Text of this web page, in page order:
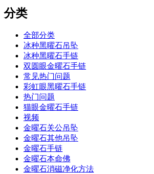
分类
全部分类
冰种黑曜石吊坠
冰种黑曜石手链
双圆眼金曜石手链
常见热门问题
彩虹眼黑曜石手链
热门问题
猫眼金曜石手链
视频
金曜石关公吊坠
金曜石其他吊坠
金曜石手链
金曜石本命佛
金曜石消磁净化方法